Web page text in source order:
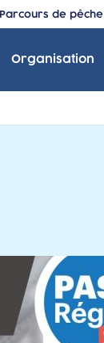
Parcours de pêche
Organisation